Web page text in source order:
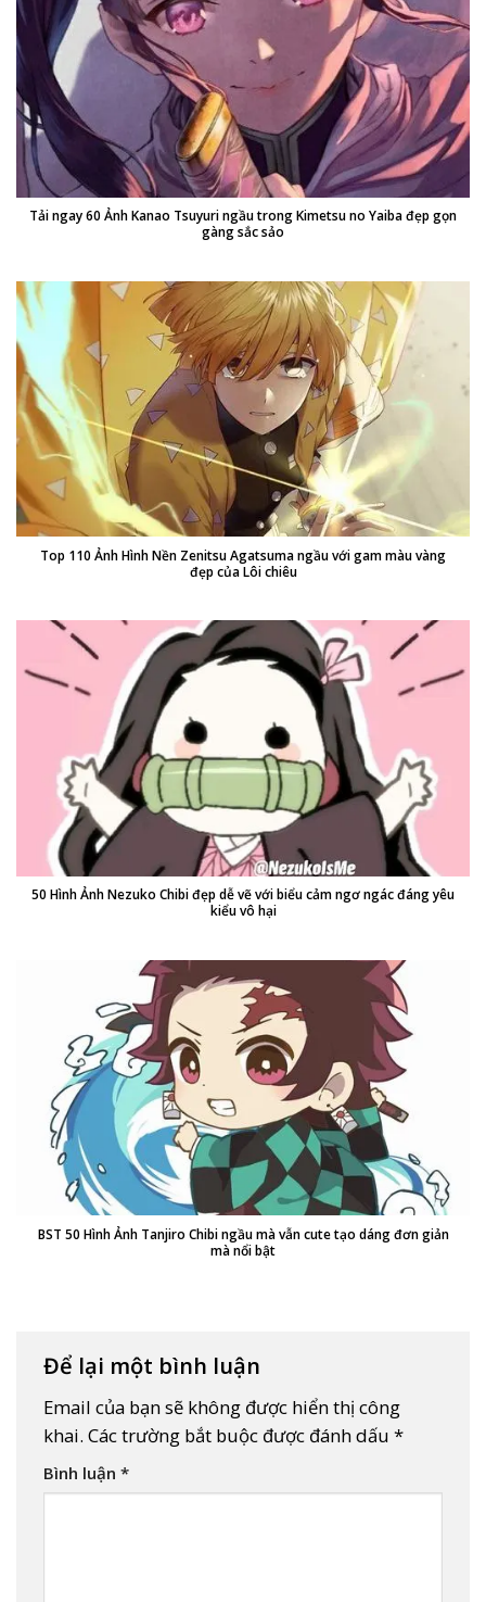
Tải ngay 60 Ảnh Kanao Tsuyuri ngầu trong Kimetsu no Yaiba đẹp gọn
gàng sắc sảo
Top 110 Ảnh Hình Nền Zenitsu Agatsuma ngầu với gam màu vàng
đẹp của Lôi chiêu
50 Hình Ảnh Nezuko Chibi đẹp dễ vẽ với biểu cảm ngơ ngác đáng yêu
kiểu vô hại
BST 50 Hình Ảnh Tanjiro Chibi ngầu mà vẫn cute tạo dáng đơn giản
mà nổi bật
Để lại một bình luận
Email của bạn sẽ không được hiển thị công
khai. Các trường bắt buộc được đánh dấu *
Bình luận *